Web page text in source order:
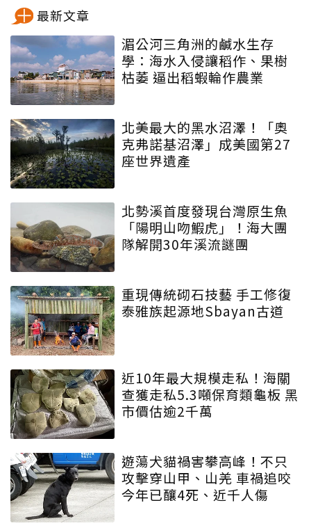
最新文章
湄公河三角洲的鹹水生存
學：海水入侵讓稻作、果樹
枯萎 逼出稻蝦輪作農業
北美最大的黑水沼澤！「奧
克弗諾基沼澤」成美國第27
座世界遺產
北勢溪首度發現台灣原生魚
「陽明山吻鰕虎」！海大團
隊解開30年溪流謎團
重現傳統砌石技藝 手工修復
泰雅族起源地Sbayan古道
近10年最大規模走私！海關
查獲走私5.3噸保育類龜板 黑
市價估逾2千萬
遊蕩犬貓禍害攀高峰！不只
攻擊穿山甲、山羌 車禍追咬
今年已釀4死、近千人傷